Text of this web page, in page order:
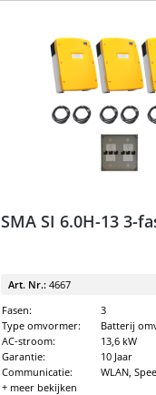
SMA SI 6.0H-13 3-
Art. Nr.: 4667
Fasen:
3
Type omvormer:
Batterij
AC-stroom:
13,6 kW
Garantie:
10 Jaar
Communicatie:
WLAN,
+ meer bekijken